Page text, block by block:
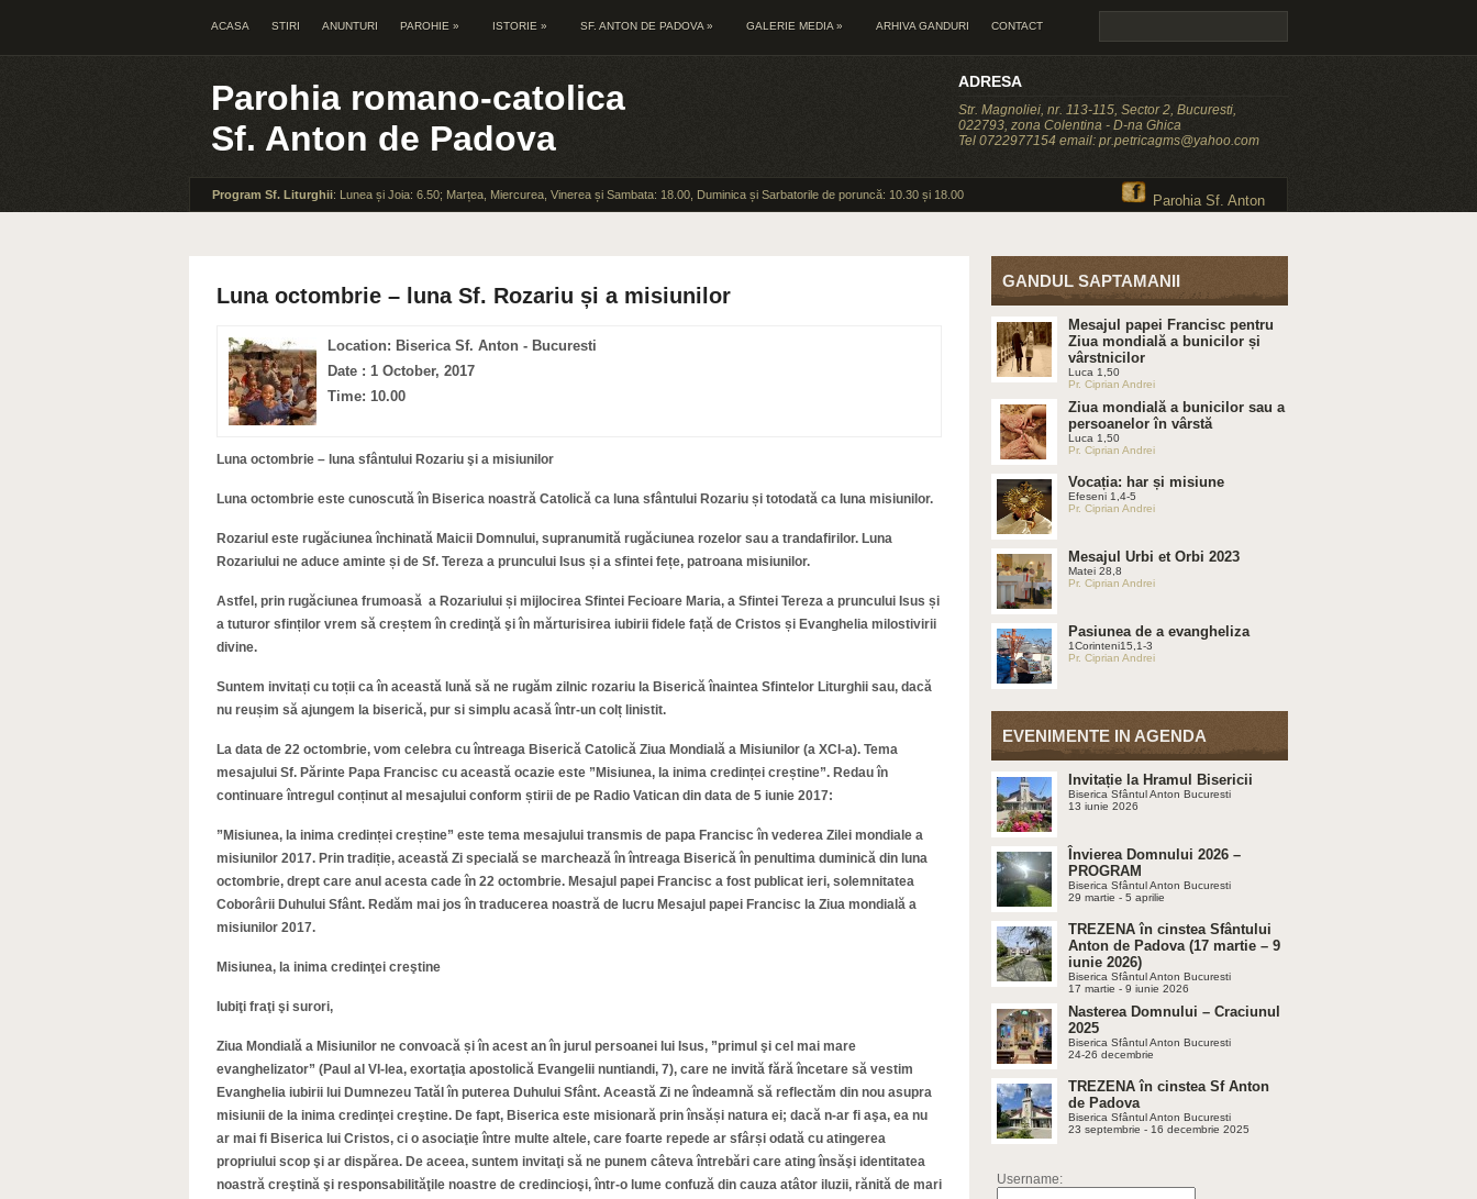
ACASA STIRI ANUNTURI PAROHIE » ISTORIE » SF. ANTON DE PADOVA » GALERIE MEDIA » ARHIVA GANDURI CONTACT
Parohia romano-catolica
Sf. Anton de Padova
ADRESA
Str. Magnoliei, nr. 113-115, Sector 2, Bucuresti,
022793, zona Colentina - D-na Ghica
Tel 0722977154 email: pr.petricagms@yahoo.com
Program Sf. Liturghii: Lunea și Joia: 6.50; Marțea, Miercurea, Vinerea și Sambata: 18.00, Duminica și Sarbatorile de poruncă: 10.30 și 18.00 Parohia Sf. Anton
Luna octombrie – luna Sf. Rozariu și a misiunilor
Location: Biserica Sf. Anton - Bucuresti
Date : 1 October, 2017
Time: 10.00
Luna octombrie – luna sfântului Rozariu şi a misiunilor
Luna octombrie este cunoscută în Biserica noastră Catolică ca luna sfântului Rozariu și totodată ca luna misiunilor.
Rozariul este rugăciunea închinată Maicii Domnului, supranumită rugăciunea rozelor sau a trandafirilor. Luna
Rozariului ne aduce aminte și de Sf. Tereza a pruncului Isus și a sfintei fețe, patroana misiunilor.
Astfel, prin rugăciunea frumoasă a Rozariului și mijlocirea Sfintei Fecioare Maria, a Sfintei Tereza a pruncului Isus și
a tuturor sfinților vrem să creștem în credinţă şi în mărturisirea iubirii fidele față de Cristos și Evanghelia milostivirii
divine.
Suntem invitați cu toții ca în această lună să ne rugăm zilnic rozariu la Biserică înaintea Sfintelor Liturghii sau, dacă
nu reușim să ajungem la biserică, pur si simplu acasă într-un colț linistit.
La data de 22 octombrie, vom celebra cu întreaga Biserică Catolică Ziua Mondială a Misiunilor (a XCI-a). Tema
mesajului Sf. Părinte Papa Francisc cu această ocazie este ”Misiunea, la inima credinței creștine”. Redau în
continuare întregul conținut al mesajului conform știrii de pe Radio Vatican din data de 5 iunie 2017:
”Misiunea, la inima credinței creștine” este tema mesajului transmis de papa Francisc în vederea Zilei mondiale a
misiunilor 2017. Prin tradiție, această Zi specială se marchează în întreaga Biserică în penultima duminică din luna
octombrie, drept care anul acesta cade în 22 octombrie. Mesajul papei Francisc a fost publicat ieri, solemnitatea
Coborârii Duhului Sfânt. Redăm mai jos în traducerea noastră de lucru Mesajul papei Francisc la Ziua mondială a
misiunilor 2017.
Misiunea, la inima credinţei creştine
Iubiţi fraţi şi surori,
Ziua Mondială a Misiunilor ne convoacă și în acest an în jurul persoanei lui Isus, ”primul şi cel mai mare
evanghelizator” (Paul al VI-lea, exortaţia apostolică Evangelii nuntiandi, 7), care ne invită fără încetare să vestim
Evanghelia iubirii lui Dumnezeu Tatăl în puterea Duhului Sfânt. Această Zi ne îndeamnă să reflectăm din nou asupra
misiunii de la inima credinţei creştine. De fapt, Biserica este misionară prin însăși natura ei; dacă n-ar fi aşa, ea nu
ar mai fi Biserica lui Cristos, ci o asociaţie între multe altele, care foarte repede ar sfârși odată cu atingerea
propriului scop şi ar dispărea. De aceea, suntem invitaţi să ne punem câteva întrebări care ating însăşi identitatea
noastră creştină şi responsabilităţile noastre de credincioşi, într-o lume confuză din cauza atâtor iluzii, rănită de mari
GANDUL SAPTAMANII
Mesajul papei Francisc pentru
Ziua mondială a bunicilor și
vârstnicilor
Luca 1,50
Pr. Ciprian Andrei
Ziua mondială a bunicilor sau a
persoanelor în vârstă
Luca 1,50
Pr. Ciprian Andrei
Vocația: har și misiune
Efeseni 1,4-5
Pr. Ciprian Andrei
Mesajul Urbi et Orbi 2023
Matei 28,8
Pr. Ciprian Andrei
Pasiunea de a evangheliza
1Corinteni15,1-3
Pr. Ciprian Andrei
EVENIMENTE IN AGENDA
Invitație la Hramul Bisericii
Biserica Sfântul Anton Bucuresti
13 iunie 2026
Învierea Domnului 2026 –
PROGRAM
Biserica Sfântul Anton Bucuresti
29 martie - 5 aprilie
TREZENA în cinstea Sfântului
Anton de Padova (17 martie – 9
iunie 2026)
Biserica Sfântul Anton Bucuresti
17 martie - 9 iunie 2026
Nasterea Domnului – Craciunul
2025
Biserica Sfântul Anton Bucuresti
24-26 decembrie
TREZENA în cinstea Sf Anton
de Padova
Biserica Sfântul Anton Bucuresti
23 septembrie - 16 decembrie 2025
Username: